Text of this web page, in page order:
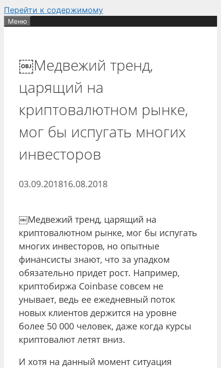
Перейти к содержимому
Меню
￼Медвежий тренд,
царящий на
криптовалютном рынке,
мог бы испугать многих
инвесторов
03.09.201816.08.2018
￼Медвежий тренд, царящий на
криптовалютном рынке, мог бы испугать
многих инвесторов, но опытные
финансисты знают, что за упадком
обязательно придет рост. Например,
криптобиржа Coinbase совсем не
унывает, ведь ее ежедневный поток
новых клиентов держится на уровне
более 50 000 человек, даже когда курсы
криптовалют летят вниз.
И хотя на данный момент ситуация